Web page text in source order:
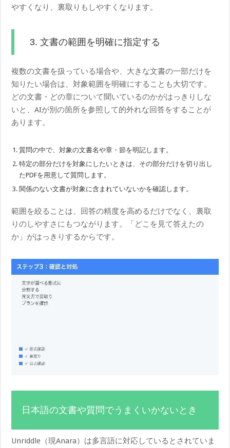
やすくなり、裏取りもしやすくなります。
3. 文書の範囲を明確に指定する
複数の文書を扱っている場合や、大きな文書の一部だけを
知りたい場合は、対象範囲を明確にすることも大切です。
どの文書・どの章について聞いているのかがはっきりしな
いと、AIが別の箇所を参照して的外れな回答をすることが
あります。
質問の中で、対象の文書名や章・節を明記します。
特定の部分だけを対象にしたいときは、その部分だけを切り出し
たPDFを用意して質問します。
関係のない文書が対象に含まれていないかを確認します。
範囲を絞ることは、回答の精度を高めるだけでなく、裏取
りのしやすさにもつながります。「どこを見て答えたの
か」がはっきりするからです。
日本語の文書や質問でうまくいかないとき
Unriddle（現Anara）は多言語に対応しているとされていま